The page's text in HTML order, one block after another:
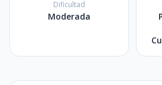
Dificultad
Moderada